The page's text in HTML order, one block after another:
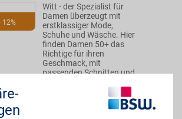
12%
Witt - der Spezialist für
Damen überzeugt mit
erstklassiger Mode,
Schuhe und Wäsche. Hier
finden Damen 50+ das
Richtige für ihren
Geschmack, mit
passenden Schnitten und
Zum Partnerprofil